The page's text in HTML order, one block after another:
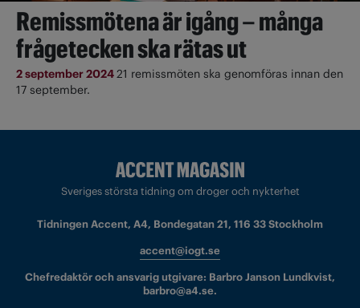
Remissmötena är igång – många
frågetecken ska rätas ut
2 september 202421 remissmöten ska genomföras innan den
17 september.
Sveriges största tidning om droger och nykterhet
Tidningen Accent, A4, Bondegatan 21, 116 33 Stockholm
accent@iogt.se
Chefredaktör och ansvarig utgivare: Barbro Janson Lundkvist,
barbro@a4.se.